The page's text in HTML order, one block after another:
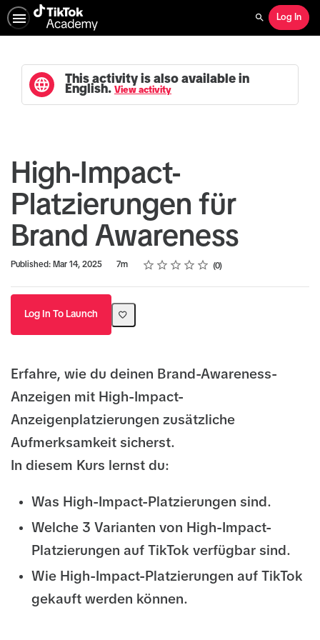
Search
Log In
This activity is also available in
English. View activity
High-Impact-
Platzierungen für
Brand Awareness
Published: Mar 14, 2025
Duration 7m Rating
1 star
2 stars
3 stars
4 stars
5 stars
Average rating: 0 0
No reviews
Log In To Launch
Erfahre, wie du deinen Brand-Awareness-
Anzeigen mit High-Impact-
Anzeigenplatzierungen zusätzliche
Aufmerksamkeit sicherst.
In diesem Kurs lernst du:
Was High-Impact-Platzierungen sind.
Welche 3 Varianten von High-Impact-
Platzierungen auf TikTok verfügbar sind.
Wie High-Impact-Platzierungen auf TikTok
gekauft werden können.